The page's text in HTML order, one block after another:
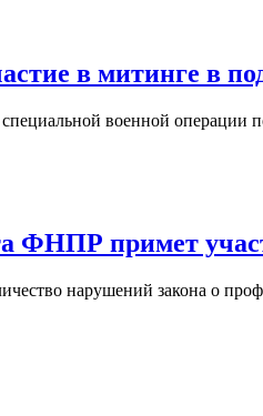
в митинге в
военной операции
ФНПР примет
нарушений закона о